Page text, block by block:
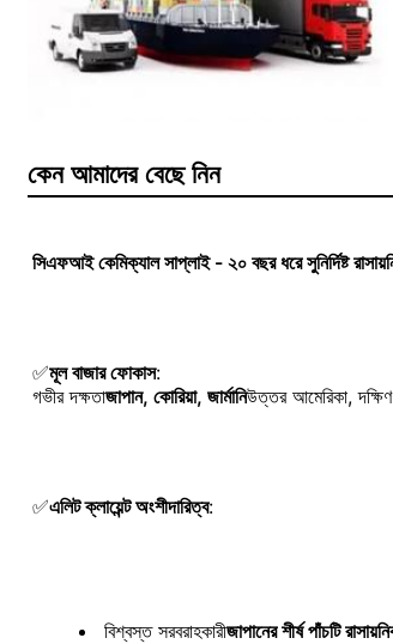
কেন আমাদের বেছে নিন
সিএফআই কেমিক্যাল সাপ্লাই - ২০ বছর ধরে সুনির্দিষ্ট
✅মূল বাজার ফোকাস:
গভীর দক্ষতাজাপান, কোরিয়া, জার্মানিউত্তর আমেরিকা,
✅এলিট ক্লায়েন্ট অংশীদারিত্ব:
বিশ্বস্ত সরবরাহকারীজাপানের শীর্ষ পাঁচটি